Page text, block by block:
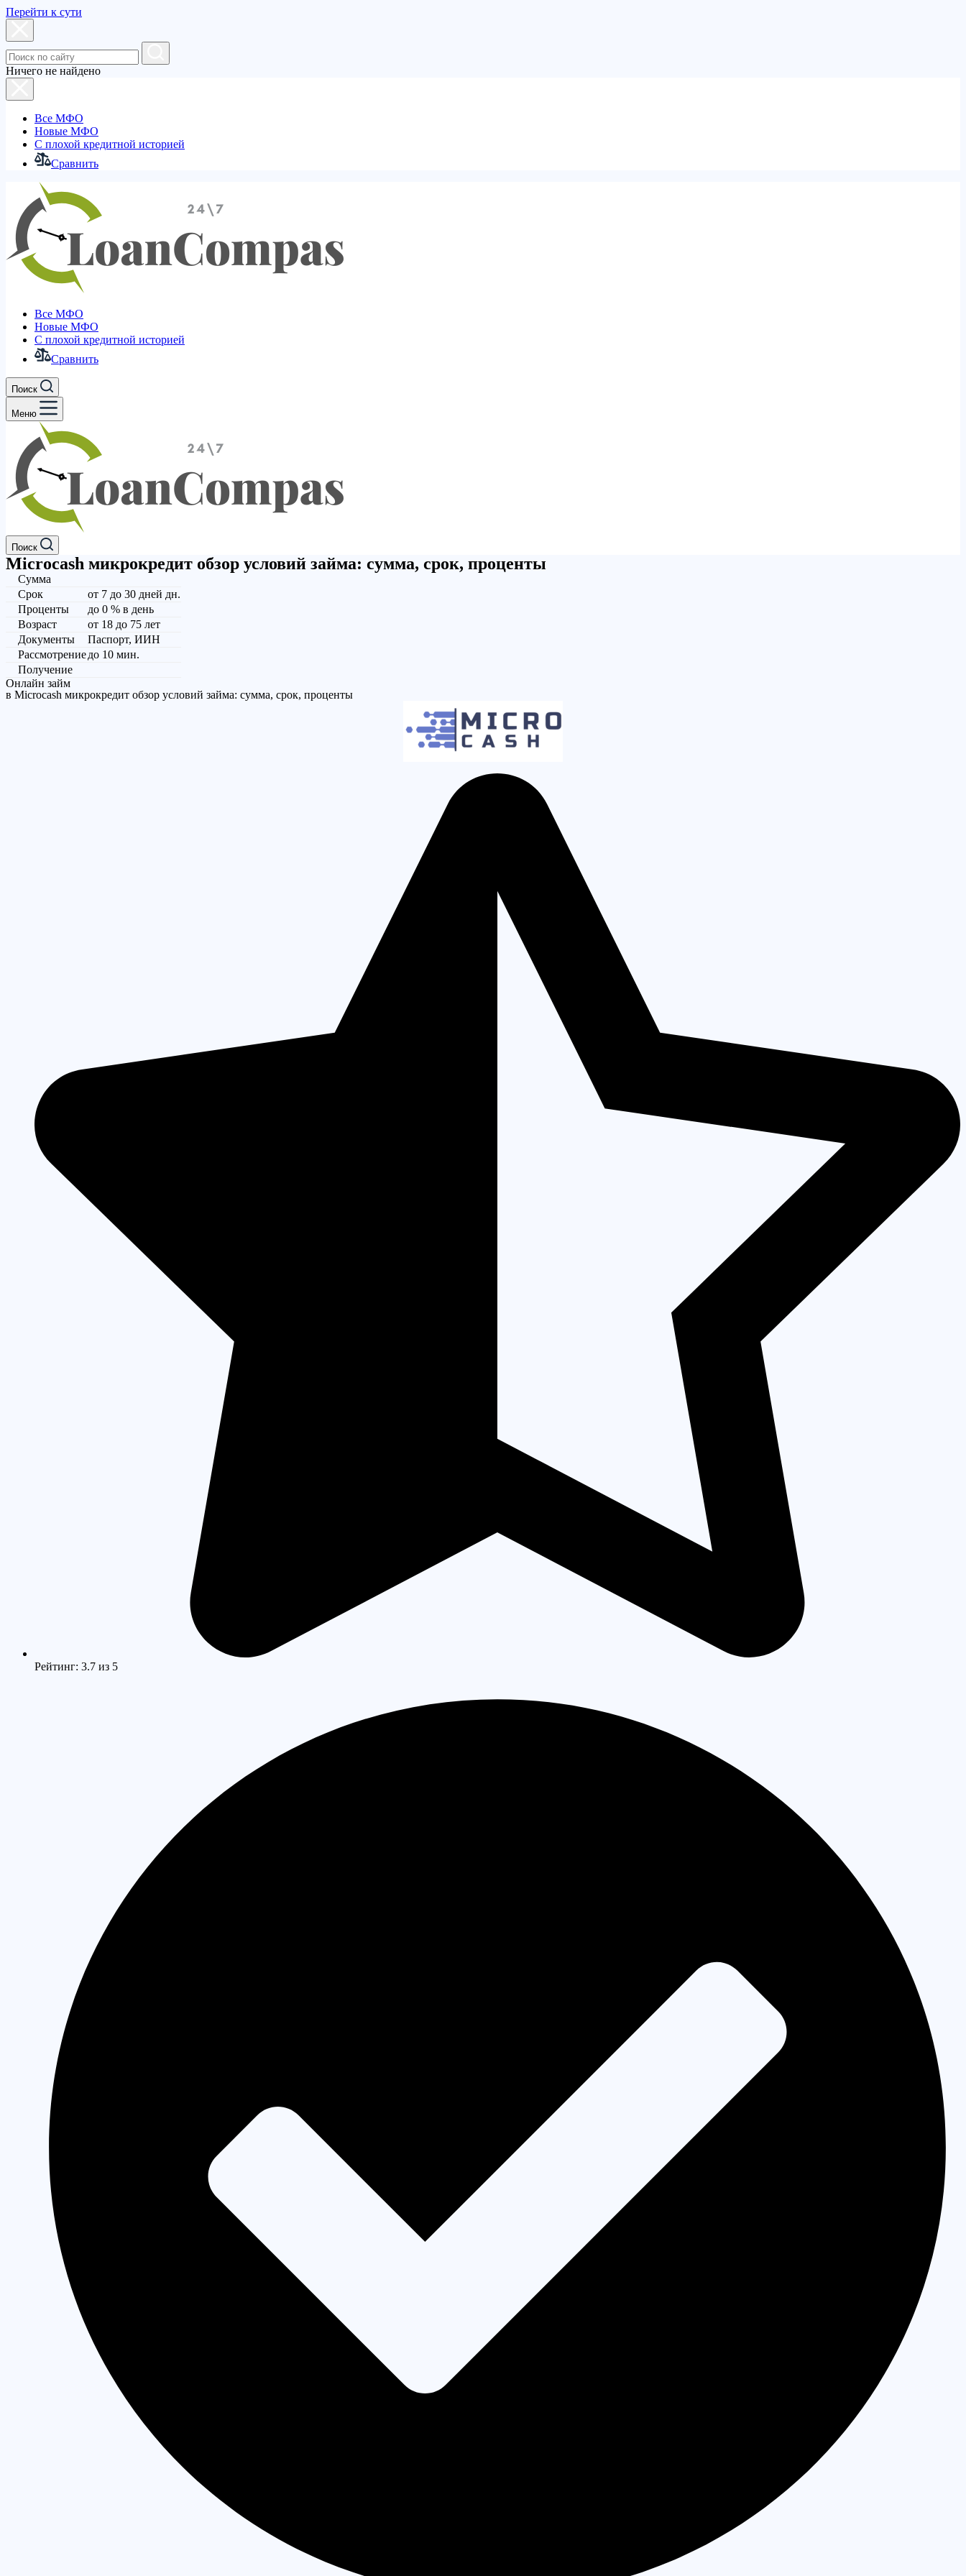
Перейти к сути
Ничего не найдено
Все МФО
Новые МФО
С плохой кредитной историей
Сравнить
Все МФО
Новые МФО
С плохой кредитной историей
Сравнить
Поиск
Меню
Поиск
Microcash микрокредит обзор условий займа: сумма, срок, проценты
Сумма
Срок
от 7 до 30 дней дн.
Проценты
до 0 % в день
Возраст
от 18 до 75 лет
Документы
Паспорт, ИИН
Рассмотрениедо 10 мин.
Получение
Онлайн займ
в Microcash микрокредит обзор условий займа: сумма, срок, проценты
Рейтинг: 3.7 из 5